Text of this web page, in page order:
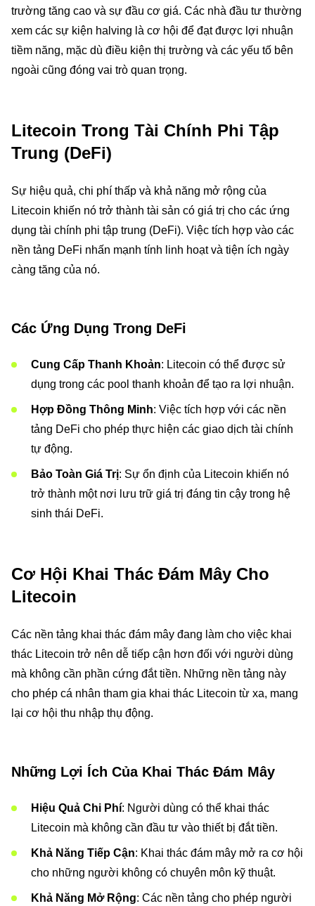
trường tăng cao và sự đầu cơ giá. Các nhà đầu tư thường
xem các sự kiện halving là cơ hội để đạt được lợi nhuận
tiềm năng, mặc dù điều kiện thị trường và các yếu tố bên
ngoài cũng đóng vai trò quan trọng.
Litecoin Trong Tài Chính Phi Tập
Trung (DeFi)
Sự hiệu quả, chi phí thấp và khả năng mở rộng của
Litecoin khiến nó trở thành tài sản có giá trị cho các ứng
dụng tài chính phi tập trung (DeFi). Việc tích hợp vào các
nền tảng DeFi nhấn mạnh tính linh hoạt và tiện ích ngày
càng tăng của nó.
Các Ứng Dụng Trong DeFi
Cung Cấp Thanh Khoản: Litecoin có thể được sử
dụng trong các pool thanh khoản để tạo ra lợi nhuận.
Hợp Đồng Thông Minh: Việc tích hợp với các nền
tảng DeFi cho phép thực hiện các giao dịch tài chính
tự động.
Bảo Toàn Giá Trị: Sự ổn định của Litecoin khiến nó
trở thành một nơi lưu trữ giá trị đáng tin cậy trong hệ
sinh thái DeFi.
Cơ Hội Khai Thác Đám Mây Cho
Litecoin
Các nền tảng khai thác đám mây đang làm cho việc khai
thác Litecoin trở nên dễ tiếp cận hơn đối với người dùng
mà không cần phần cứng đắt tiền. Những nền tảng này
cho phép cá nhân tham gia khai thác Litecoin từ xa, mang
lại cơ hội thu nhập thụ động.
Những Lợi Ích Của Khai Thác Đám Mây
Hiệu Quả Chi Phí: Người dùng có thể khai thác
Litecoin mà không cần đầu tư vào thiết bị đắt tiền.
Khả Năng Tiếp Cận: Khai thác đám mây mở ra cơ hội
cho những người không có chuyên môn kỹ thuật.
Khả Năng Mở Rộng: Các nền tảng cho phép người